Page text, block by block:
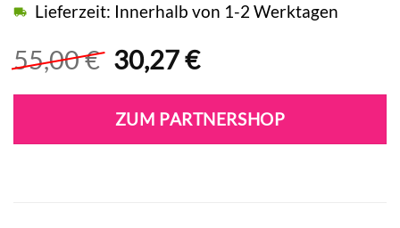
55,00€ Ursprünglicher
war:
55,00 €
30,27€Aktueller
ist:
30,27 €.
Lieferzeit: Innerhalb von 1-2 Werktagen
ZUM PARTNERSHOP